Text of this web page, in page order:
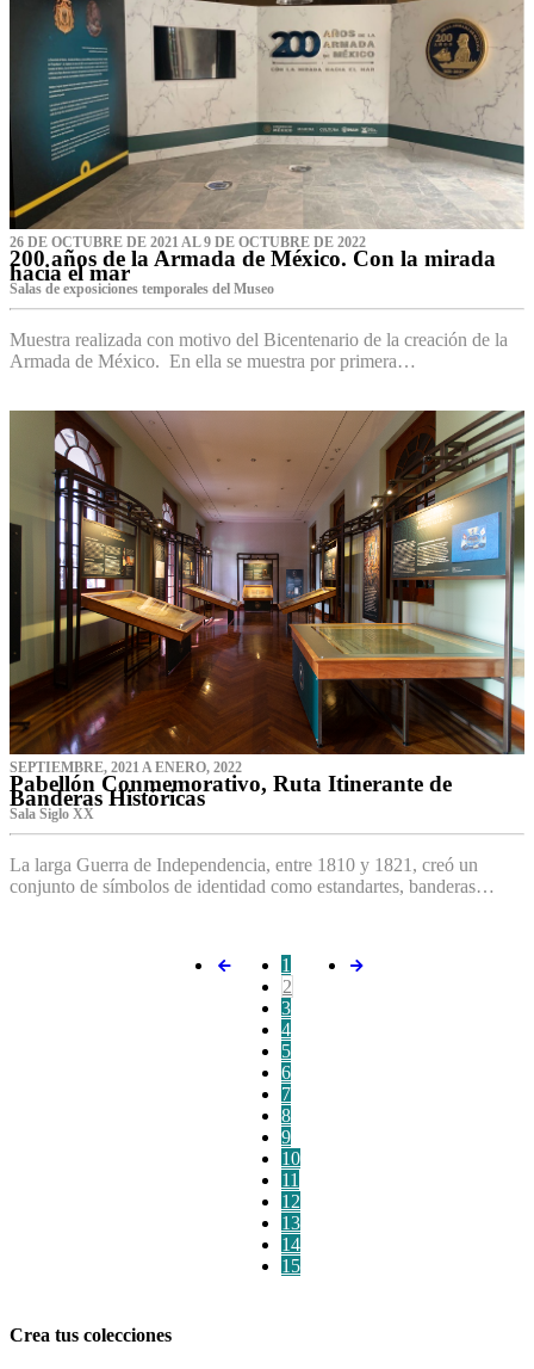
26 DE OCTUBRE DE 2021 AL 9 DE OCTUBRE DE 2022
200 años de la Armada de México. Con la mirada
hacia el mar
Salas de exposiciones temporales del Museo‌
Muestra realizada con motivo del Bicentenario de la creación de la
Armada de México. En ella se muestra por primera…
SEPTIEMBRE, 2021 A ENERO, 2022
Pabellón Conmemorativo, Ruta Itinerante de
Banderas Históricas
Sala Siglo XX
La larga Guerra de Independencia, entre 1810 y 1821, creó un
conjunto de símbolos de identidad como estandartes, banderas…
1
2
3
4
5
6
7
8
9
10
11
12
13
14
15
Crea tus colecciones